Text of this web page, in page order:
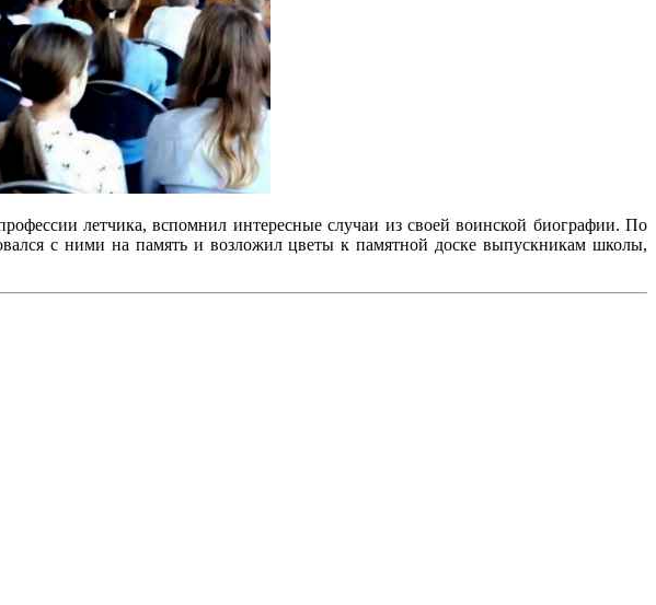
летчика, вспомнил интересные случаи из своей воинской биографии. По
с ними на память и возложил цветы к памятной доске выпускникам школы,